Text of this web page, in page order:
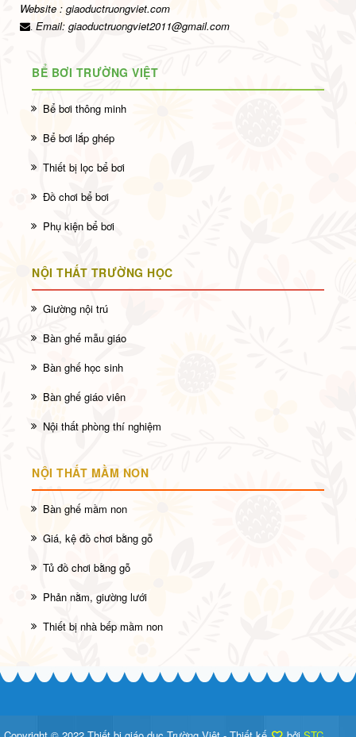
Website : giaoductruongviet.com
Email: giaoductruongviet2011@gmail.com
BỂ BƠI TRƯỜNG VIỆT
Bể bơi thông minh
Bể bơi lắp ghép
Thiết bị lọc bể bơi
Đồ chơi bể bơi
Phụ kiện bể bơi
NỘI THẤT TRƯỜNG HỌC
Giường nội trú
Bàn ghế mẫu giáo
Bàn ghế học sinh
Bàn ghế giáo viên
Nội thất phòng thí nghiệm
NỘI THẤT MẦM NON
Bàn ghế mầm non
Giá, kệ đồ chơi bằng gỗ
Tủ đồ chơi bằng gỗ
Phản nằm, giường lưới
Thiết bị nhà bếp mầm non